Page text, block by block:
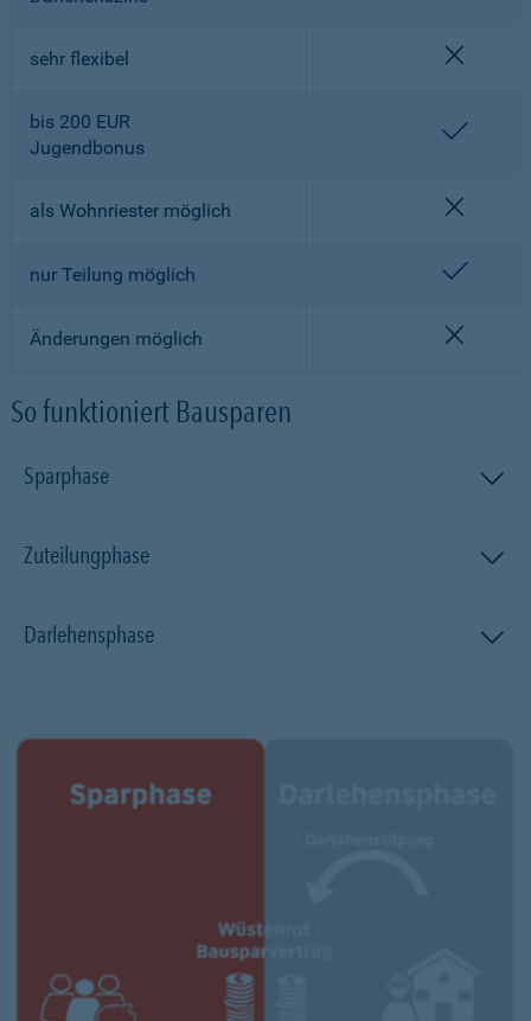
sehr flexibel
bis 200 EUR
Jugendbonus
als Wohnriester möglich
nur Teilung möglich
Änderungen möglich
So funktioniert Bausparen
Sparphase
Zuteilungphase
Darlehensphase